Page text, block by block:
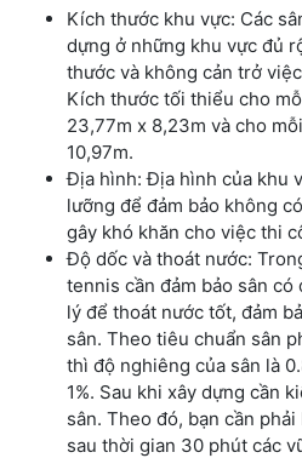
Kích thước khu vực: Các
dựng ở những khu vực đủ
thước và không cản trở
Kích thước tối thiểu cho
23,77m x 8,23m và cho
10,97m.
Địa hình: Địa hình của khu
lưỡng để đảm bảo không
gây khó khăn cho việc thi
Độ dốc và thoát nước:
tennis cần đảm bảo sân
lý để thoát nước tốt, đảm
sân. Theo tiêu chuẩn sân
thì độ nghiêng của sân là
1%. Sau khi xây dựng cần
sân. Theo đó, bạn cần
sau thời gian 30 phút các